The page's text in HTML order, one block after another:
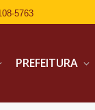
5763
PREFEITURA